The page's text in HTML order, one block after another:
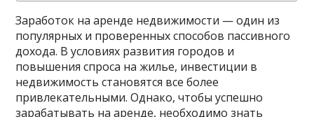
Заработок на аренде недвижимости — один из
популярных и проверенных способов пассивного
дохода. В условиях развития городов и
повышения спроса на жилье, инвестиции в
недвижимость становятся все более
привлекательными. Однако, чтобы успешно
зарабатывать на аренде, необходимо знать